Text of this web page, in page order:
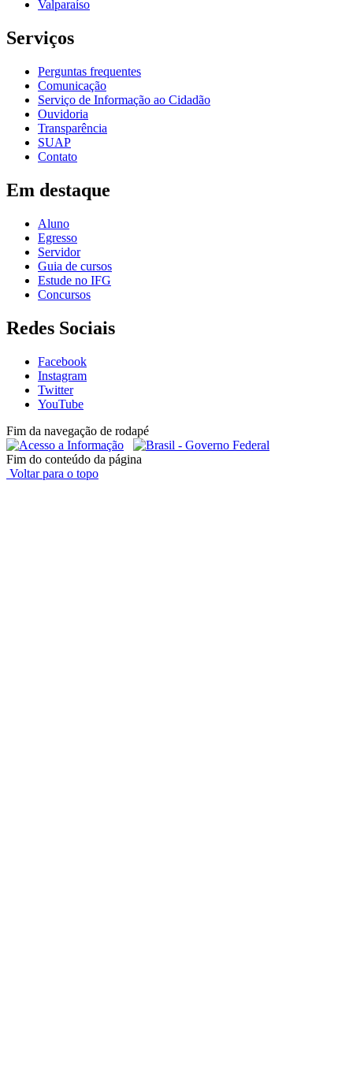
Valparaíso
Serviços
Perguntas frequentes
Comunicação
Serviço de Informação ao Cidadão
Ouvidoria
Transparência
SUAP
Contato
Em destaque
Aluno
Egresso
Servidor
Guia de cursos
Estude no IFG
Concursos
Redes Sociais
Facebook
Instagram
Twitter
YouTube
Fim da navegação de rodapé
Fim do conteúdo da página
Voltar para o topo